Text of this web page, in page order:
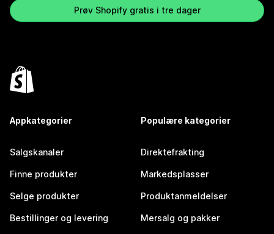
Prøv Shopify gratis i tre dager
Appkategorier
Salgskanaler
Finne produkter
Selge produkter
Bestillinger og levering
Populære kategorier
Direktefrakting
Markedsplasser
Produktanmeldelser
Mersalg og pakker